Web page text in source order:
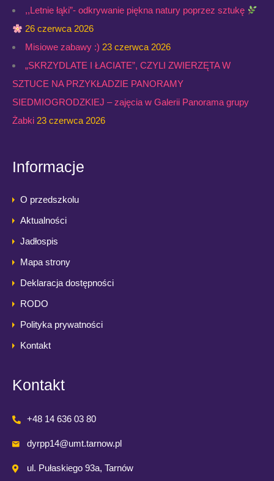
,,Letnie łąki”- odkrywanie piękna natury poprzez sztukę
26 czerwca 2026
Misiowe zabawy :) 23 czerwca 2026
„SKRZYDLATE I ŁACIATE”, CZYLI ZWIERZĘTA W
SZTUCE NA PRZYKŁADZIE PANORAMY
SIEDMIOGRODZKIEJ – zajęcia w Galerii Panorama grupy
Żabki 23 czerwca 2026
Informacje
O przedszkolu
Aktualności
Jadłospis
Mapa strony
Deklaracja dostępności
RODO
Polityka prywatności
Kontakt
Kontakt
+48 14 636 03 80
dyrpp14@umt.tarnow.pl
ul. Pułaskiego 93a, Tarnów